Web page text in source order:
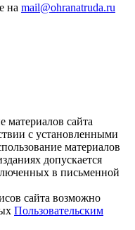
на mail@ohranatruda.ru
сайта
с установленными
материалов
допускается
в письменной
сайта возможно
Пользовательским